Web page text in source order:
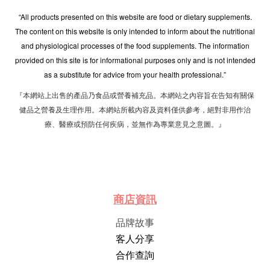
“All products presented on this website are food or dietary supplements.
The content on this website is only intended to inform about the nutritional
and physiological processes of the food supplements. The information
provided on this site is for informational purposes only and is not intended
as a substitute for advice from your health professional.”
『本網站上出售的產品乃食品或營養補充品。本網站之內容旨在告知有關保
健品之營養及生理作用。本網站所載內容及資料僅供參考，絕對非用作治
療、醫療或預防任何疾病，並無作為專業意見之意圖。』
商店資訊
品牌故事
客人分享
合作查詢